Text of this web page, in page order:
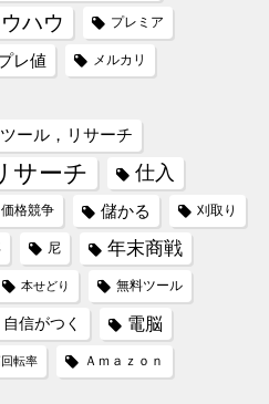
ハウ プレミア
レ値 メルカリ
ール，リサーチ
サーチ 仕入
価格競争 儲かる 刈取り
尼 年末商戦
本せどり 無料ツール
自信がつく 電脳
転率 Ａｍａｚｏｎ